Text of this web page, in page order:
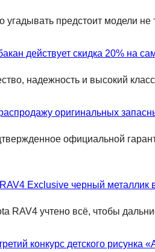
угадывать предстоит модели не
действует скидка 20% на
надежность и высокий
оригинальных
официальной
Exclusive черный металлик
RAV4 учтено всё, чтобы
конкурс детского рисунка